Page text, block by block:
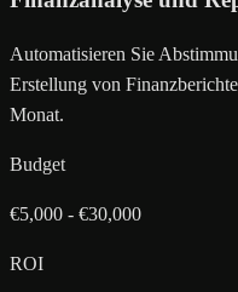
Automatisieren Sie
Erstellung von
Monat.
Budget
€5,000 - €30,000
ROI